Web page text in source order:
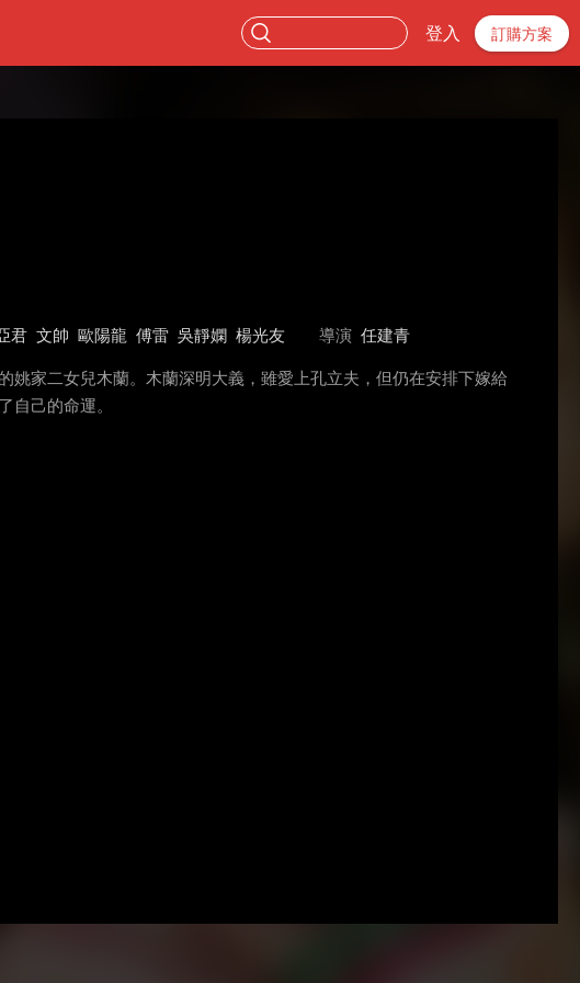
登入 訂購方案
君 文帥 歐陽龍 傅雷 吳靜嫻 楊光友 導演 任建青
家二女兒木蘭。木蘭深明大義，雖愛上孔立夫，但仍在安排下嫁給
己的命運。